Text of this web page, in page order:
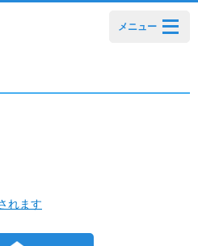
メニュー
れます